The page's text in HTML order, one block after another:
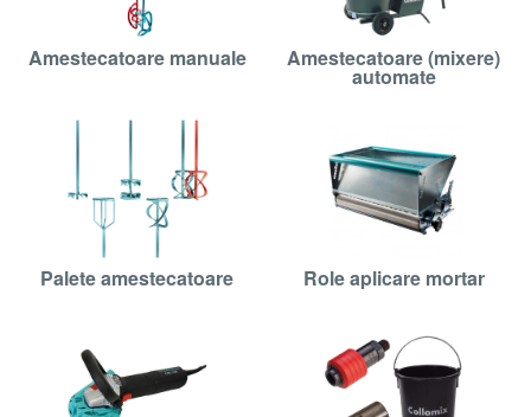
Amestecatoare manuale Amestecatoare (mixere)
automate
Palete amestecatoare Role aplicare mortar